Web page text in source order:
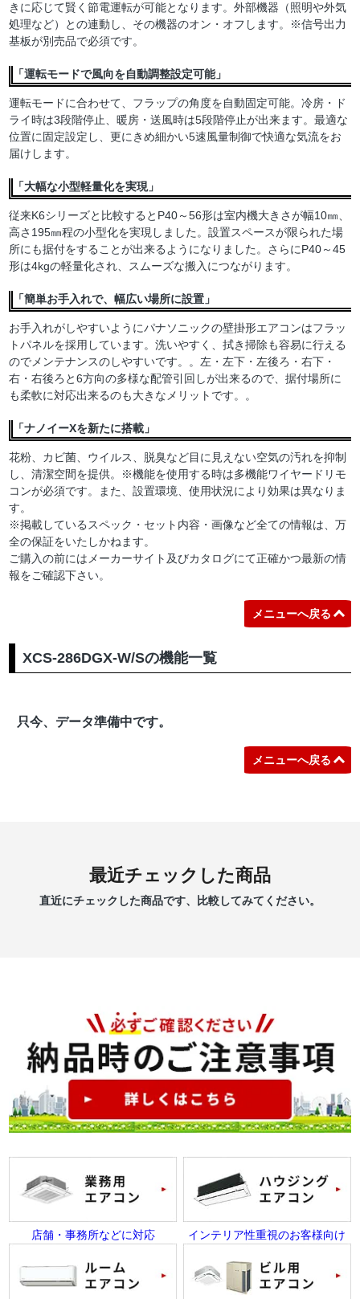
きに応じて賢く節電運転が可能となります。外部機器（照明や外気
処理など）との連動し、その機器のオン・オフします。※信号出力
基板が別売品で必須です。
「運転モードで風向を自動調整設定可能」
運転モードに合わせて、フラップの角度を自動固定可能。冷房・ド
ライ時は3段階停止、暖房・送風時は5段階停止が出来ます。最適な
位置に固定設定し、更にきめ細かい5速風量制御で快適な気流をお
届けします。
「大幅な小型軽量化を実現」
従来K6シリーズと比較するとP40～56形は室内機大きさが幅10㎜、
高さ195㎜程の小型化を実現しました。設置スペースが限られた場
所にも据付をすることが出来るようになりました。さらにP40～45
形は4kgの軽量化され、スムーズな搬入につながります。
「簡単お手入れで、幅広い場所に設置」
お手入れがしやすいようにパナソニックの壁掛形エアコンはフラッ
トパネルを採用しています。洗いやすく、拭き掃除も容易に行える
のでメンテナンスのしやすいです。。左・左下・左後ろ・右下・
右・右後ろと6方向の多様な配管引回しが出来るので、据付場所に
も柔軟に対応出来るのも大きなメリットです。。
「ナノイーXを新たに搭載」
花粉、カビ菌、ウイルス、脱臭など目に見えない空気の汚れを抑制
し、清潔空間を提供。※機能を使用する時は多機能ワイヤードリモ
コンが必須です。また、設置環境、使用状況により効果は異なりま
す。
※掲載しているスペック・セット内容・画像など全ての情報は、万
全の保証をいたしかねます。
ご購入の前にはメーカーサイト及びカタログにて正確かつ最新の情
報をご確認下さい。
メニューへ戻る
XCS-286DGX-W/Sの機能一覧
只今、データ準備中です。
メニューへ戻る
最近チェックした商品
直近にチェックした商品です、比較してみてください。
店舗・事務所などに対応 インテリア性重視のお客様向け